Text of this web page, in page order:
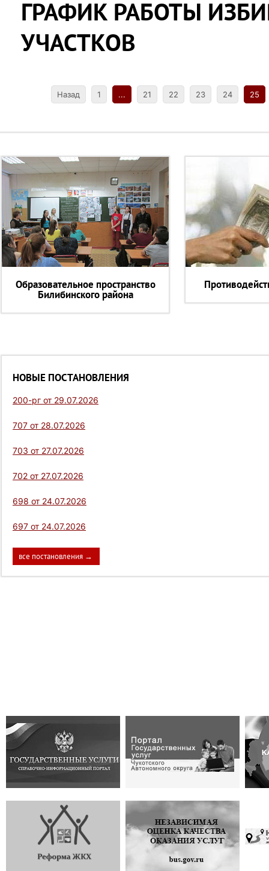
ГРАФИК РАБОТЫ
УЧАСТКОВ
Назад 1 ... 21 22 23 24 25
Образовательное пространство
Билибинского района
НОВЫЕ ПОСТАНОВЛЕНИЯ
200-рг от 29.07.2026
707 от 28.07.2026
703 от 27.07.2026
702 от 27.07.2026
698 от 24.07.2026
697 от 24.07.2026
все постановления →